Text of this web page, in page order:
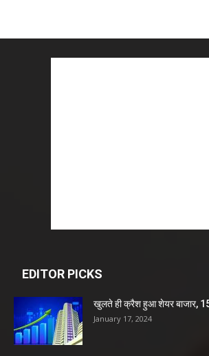
EDITOR PICKS
खुलते ही क्रैश हुआ शेयर बाजार,
January 17, 2024